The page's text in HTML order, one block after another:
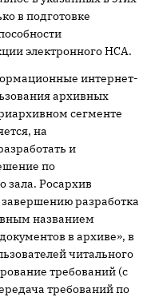
в подготовке
электронного НСА.
интернет-
архивных
сегменте
на
и
по
зала. Росархив
завершению разработка
названием
в архиве», в
читального
требований (с
требований по